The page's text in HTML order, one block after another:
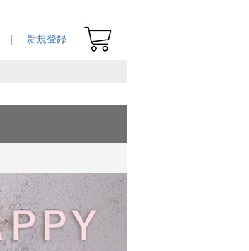
新規登録